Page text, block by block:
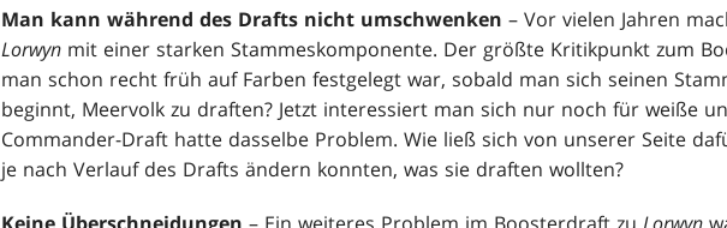
Man kann während des Drafts nicht umschwenken – Vor vielen Jahren
Lorwyn mit einer starken Stammeskomponente. Der größte Kritikpunkt zum
man schon recht früh auf Farben festgelegt war, sobald man sich seinen
beginnt, Meervolk zu draften? Jetzt interessiert man sich nur noch für weiße
Commander-Draft hatte dasselbe Problem. Wie ließ sich von unserer Seite
je nach Verlauf des Drafts ändern konnten, was sie draften wollten?